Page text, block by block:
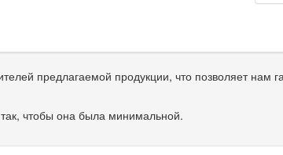
предлагаемой продукции, что позволяет нам
чтобы она была минимальной.